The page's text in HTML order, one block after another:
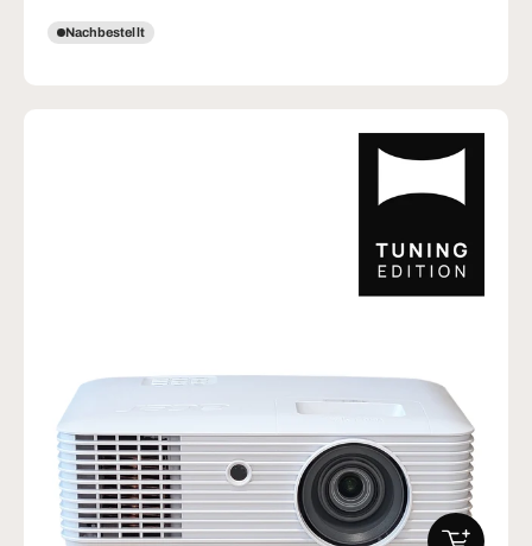
Nachbestellt
IN DEN